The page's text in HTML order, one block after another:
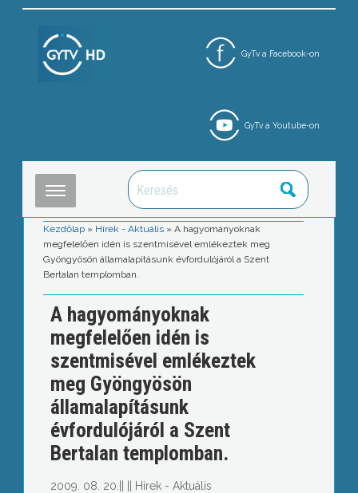
GyTv a Facebook-on
GyTv a Youtube-on
Kezdőlap » Hírek - Aktuális »A hagyományoknak
megfelelően idén is szentmisével emlékeztek meg
Gyöngyösön államalapításunk évfordulójáról a Szent
Bertalan templomban.
A hagyományoknak
megfelelően idén is
szentmisével emlékeztek
meg Gyöngyösön
államalapításunk
évfordulójáról a Szent
Bertalan templomban.
2009. 08. 20. Hírek - Aktuális